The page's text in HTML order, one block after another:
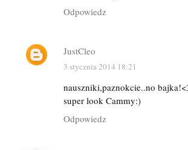
Odpowiedz
JustCleo
3 stycznia 2014 18:21
nauszniki,paznokcie..no
super look Cammy:)
Odpowiedz